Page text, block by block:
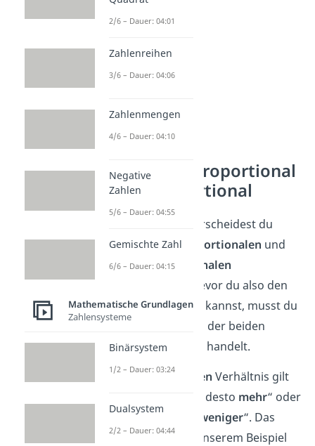
Dreisatz — proportional
& antiproportional
Beim Dreisatz unterscheidest du
zwischen demproportionalen und
demantiproportionalen
. Bevor du also den
Dreisatz anwenden kannst, musst du
prüfen, um welches der beiden
Verhältnisse es sich handelt.
Beim proportionalen Verhältnis gilt
, desto mehr“ oder
„Jeweniger, desto weniger“. Das
siehst du auch an unserem Beispiel
2/6 – Dauer: 04:01
Zahlenreihen
3/6 – Dauer: 04:06
Zahlenmengen
4/6 – Dauer: 04:10
Negative
Zahlen
5/6 – Dauer: 04:55
Gemischte Zahl
6/6 – Dauer: 04:15
Mathematische Grundlagen
Zahlensysteme
Binärsystem
1/2 – Dauer: 03:24
Dualsystem
2/2 – Dauer: 04:44